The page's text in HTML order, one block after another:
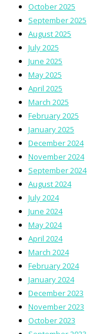
October 2025
September 2025
August 2025
July 2025
June 2025
May 2025
April 2025
March 2025
February 2025
January 2025
December 2024
November 2024
September 2024
August 2024
July 2024
June 2024
May 2024
April 2024
March 2024
February 2024
January 2024
December 2023
November 2023
October 2023